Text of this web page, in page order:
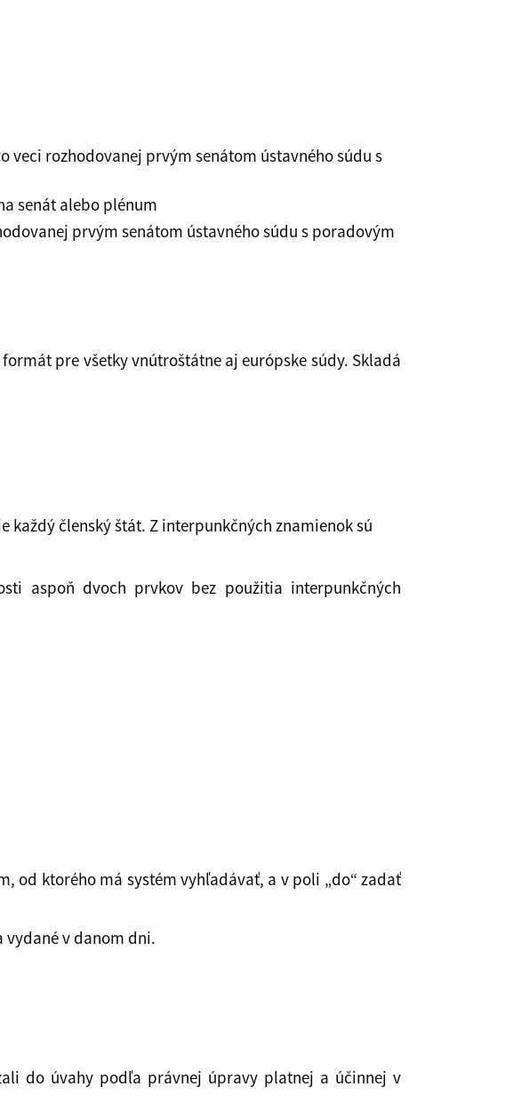
veci rozhodovanej prvým senátom ústavného súdu s
senát alebo plénum
prvým senátom ústavného súdu s poradovým
pre všetky vnútroštátne aj európske súdy. Skladá
členský štát. Z interpunkčných znamienok sú
aspoň dvoch prvkov bez použitia interpunkčných
od ktorého má systém vyhľadávať, a v poli „do“ zadať
vydané v danom dni.
do úvahy podľa právnej úpravy platnej a účinnej v